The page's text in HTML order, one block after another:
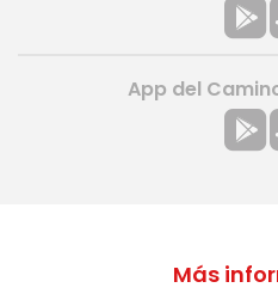
Más
App del